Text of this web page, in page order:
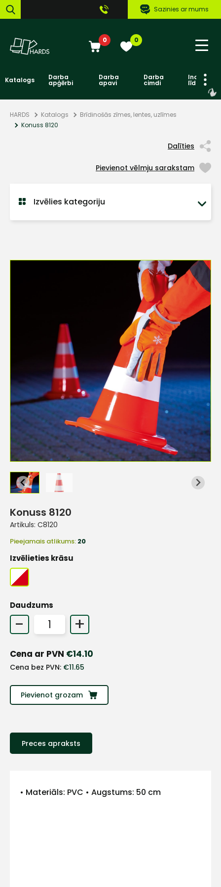
Sazinies ar mums
0 0
Katalogs Darba
apģērbi
Darba
apavi
Darba
cimdi līdzekļi
HARDS Katalogs
Brīdinošās zīmes, lentes, uzlīmes
Konuss 8120
Dalīties
Pievienot vēlmju sarakstam
Izvēlies kategoriju
Konuss 8120
Artikuls: C8120
Pieejamais atlikums: 20
Izvēlieties krāsu
Daudzums
- +
Cena ar PVN €14.10
Cena bez PVN: €11.65
Pievienot grozam
Preces apraksts
• Materiāls: PVC • Augstums: 50 cm
+